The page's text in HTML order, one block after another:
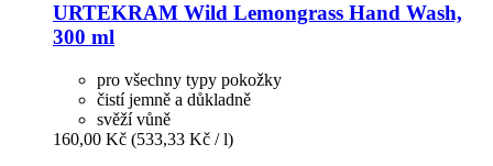
URTEKRAM Wild Lemongrass Hand Wash,
300 ml
pro všechny typy pokožky
čistí jemně a důkladně
svěží vůně
160,00 Kč (533,33 Kč / l)